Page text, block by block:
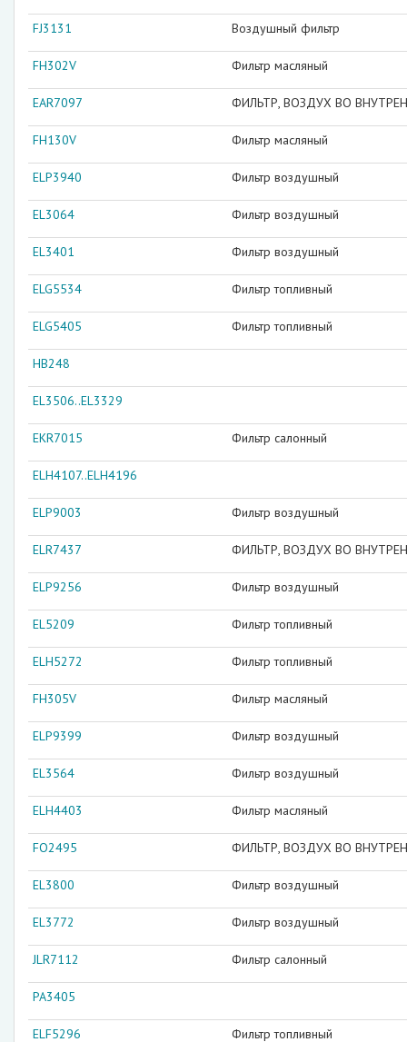
FJ3131 Воздушный фильтр
FH302V Фильтр масляный
EAR7097 ФИЛЬТР, ВОЗДУХ ВО
FH130V Фильтр масляный
ELP3940 Фильтр воздушный
EL3064 Фильтр воздушный
EL3401 Фильтр воздушный
ELG5534 Фильтр топливный
ELG5405 Фильтр топливный
HB248
EL3506..EL3329
EKR7015 Фильтр салонный
ELH4107..ELH4196
ELP9003 Фильтр воздушный
ELR7437 ФИЛЬТР, ВОЗДУХ ВО
ELP9256 Фильтр воздушный
EL5209 Фильтр топливный
ELH5272 Фильтр топливный
FH305V Фильтр масляный
ELP9399 Фильтр воздушный
EL3564 Фильтр воздушный
ELH4403 Фильтр масляный
FO2495 ФИЛЬТР, ВОЗДУХ ВО
EL3800 Фильтр воздушный
EL3772 Фильтр воздушный
JLR7112 Фильтр салонный
PA3405
ELF5296 Фильтр топливный